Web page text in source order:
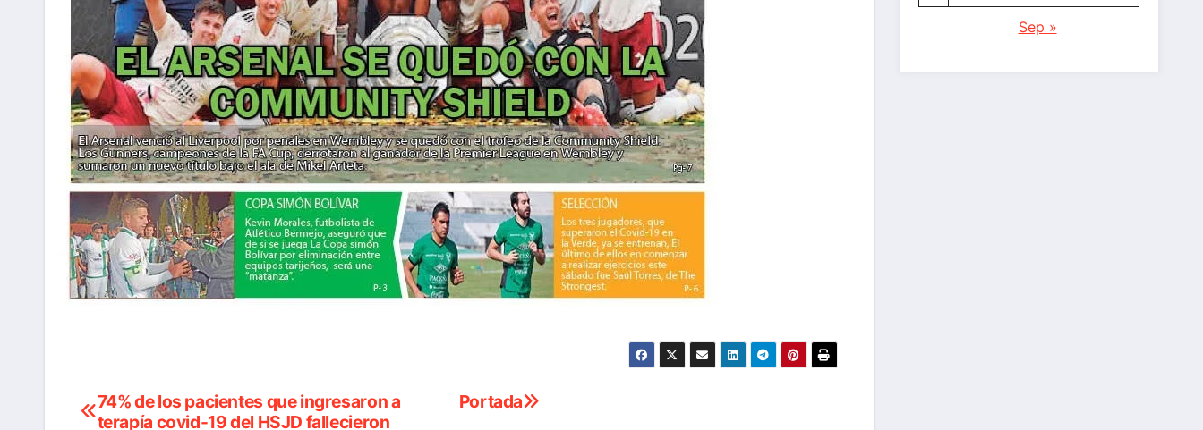
Navegación
Portada
74% de los pacientes que ingresaron a
terapía covid-19 del HSJD fallecieron
Sep »